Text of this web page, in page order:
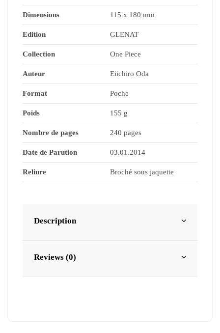
Dimensions 115 x 180 mm
Edition GLENAT
Collection One Piece
Auteur Eiichiro Oda
Format Poche
Poids 155 g
Nombre de pages 240 pages
Date de Parution 03.01.2014
Reliure Broché sous jaquette
Description
Reviews (0)